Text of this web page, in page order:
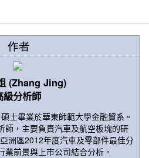
作者
(Zhang Jing)
級分析師
士畢業於華東師範大學金融貿系。
師，主要負責汽車及航空板塊的研
洲區2012年度汽車及零部件最佳分
業前景與上市公司結合分析。